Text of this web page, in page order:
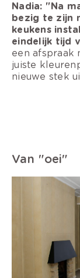
Nadia: "Na
bezig te zijn
keukens
eindelijk tijd
een afspraak
juiste
nieuwe stek
Van "oei"